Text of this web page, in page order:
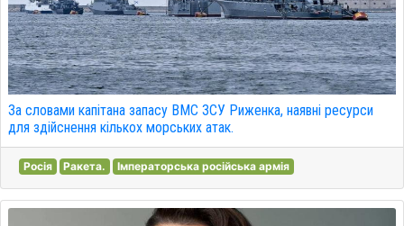
За словами капітана запасу ВМС ЗСУ Риженка, наявні ресурси
для здійснення кількох морських атак.
Росія Ракета. Імператорська російська армія